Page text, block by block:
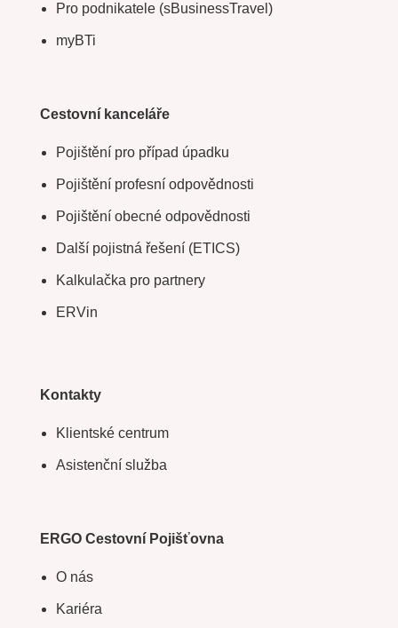
Pro podnikatele (sBusinessTravel)
myBTi
Cestovní kanceláře
Pojištění pro případ úpadku
Pojištění profesní odpovědnosti
Pojištění obecné odpovědnosti
Další pojistná řešení (ETICS)
Kalkulačka pro partnery
ERVin
Kontakty
Klientské centrum
Asistenční služba
ERGO Cestovní Pojišťovna
O nás
Kariéra